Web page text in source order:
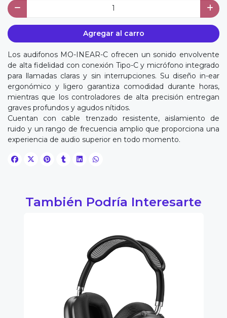
Agregar al carro
Los audifonos MO-INEAR-C ofrecen un sonido envolvente
de alta fidelidad con conexión Tipo-C y micrófono integrado
para llamadas claras y sin interrupciones. Su diseño in-ear
ergonómico y ligero garantiza comodidad durante horas,
mientras que los controladores de alta precisión entregan
graves profundos y agudos nítidos.
Cuentan con cable trenzado resistente, aislamiento de
ruido y un rango de frecuencia amplio que proporciona una
experiencia de audio superior en todo momento.
También Podría Interesarte